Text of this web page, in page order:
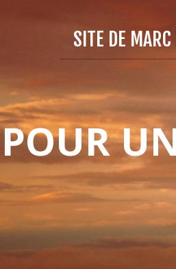
SITE DE
POUR